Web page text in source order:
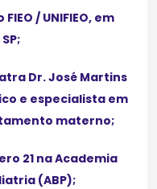
/ UNIFIEO, em
Dr. José Martins
e especialista em
materno;
21 na Academia
(ABP);